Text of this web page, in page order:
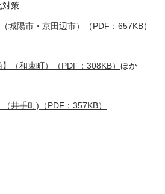
対策
城陽市・京田辺市）（PDF：657KB）
（和束町）（PDF：308KB） ほか
井手町)（PDF：357KB）